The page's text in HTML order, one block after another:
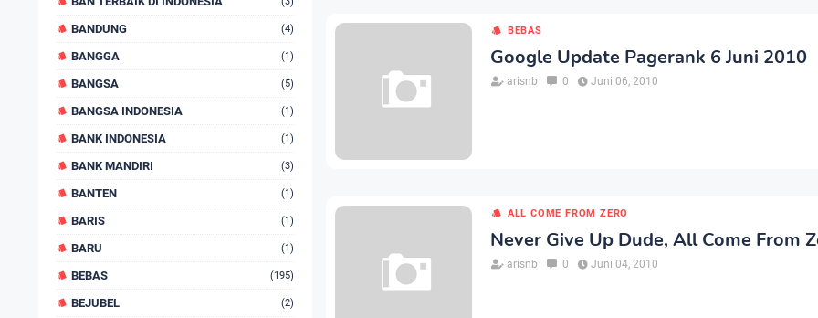
BANDUNG (4)
BANGGA (1)
BANGSA (5)
BANGSA INDONESIA (1)
BANK INDONESIA (1)
BANK MANDIRI (3)
BANTEN (1)
BARIS (1)
BARU (1)
BEBAS (195)
BEJUBEL (2)
BEBAS
Google Update Pagerank 6 Juni 2010
arisnb 0 Juni 06, 2010
ALL COME FROM ZERO
Never Give Up Dude, All Come From
arisnb 0 Juni 04, 2010